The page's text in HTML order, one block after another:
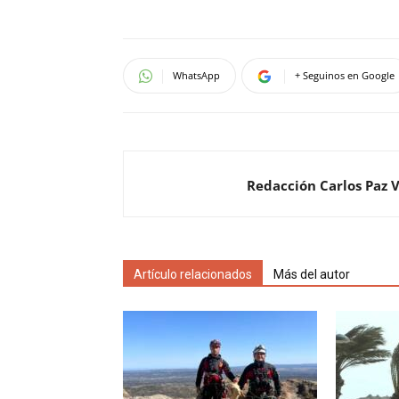
WhatsApp + Seguinos en Google
Redacción Carlos Paz
Artículo relacionados Más del autor